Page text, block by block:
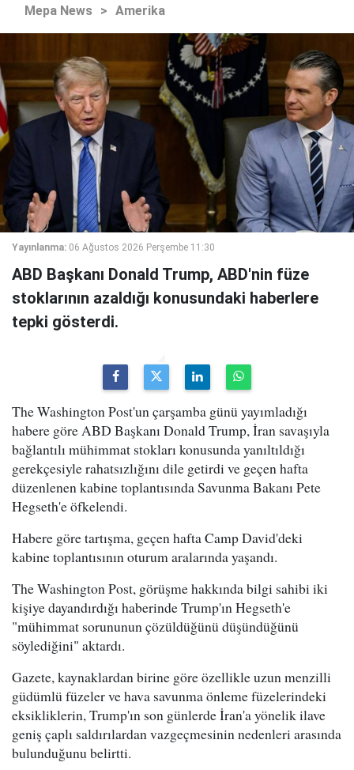
Mepa News > Amerika
Yayınlanma: 06 Ağustos 2026 Perşembe 11:30
ABD Başkanı Donald Trump, ABD'nin füze
stoklarının azaldığı konusundaki haberlere
tepki gösterdi.
The Washington Post'un çarşamba günü yayımladığı
habere göre ABD Başkanı Donald Trump, İran savaşıyla
bağlantılı mühimmat stokları konusunda yanıltıldığı
gerekçesiyle rahatsızlığını dile getirdi ve geçen hafta
düzenlenen kabine toplantısında Savunma Bakanı Pete
Hegseth'e öfkelendi.
Habere göre tartışma, geçen hafta Camp David'deki
kabine toplantısının oturum aralarında yaşandı.
The Washington Post, görüşme hakkında bilgi sahibi iki
kişiye dayandırdığı haberinde Trump'ın Hegseth'e
"mühimmat sorununun çözüldüğünü düşündüğünü
söylediğini" aktardı.
Gazete, kaynaklardan birine göre özellikle uzun menzilli
güdümlü füzeler ve hava savunma önleme füzelerindeki
eksikliklerin, Trump'ın son günlerde İran'a yönelik ilave
geniş çaplı saldırılardan vazgeçmesinin nedenleri arasında
bulunduğunu belirtti.